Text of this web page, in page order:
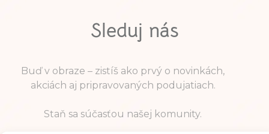
Sleduj nás
Buď v obraze – zistíš ako prvý o novinkách,
akciách aj pripravovaných podujatiach.
Staň sa súčasťou našej komunity.